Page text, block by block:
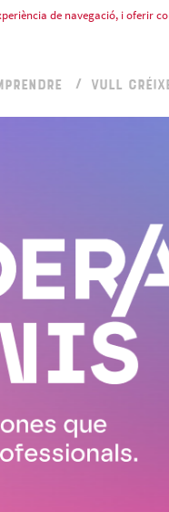
de navegació, i oferir
VULL